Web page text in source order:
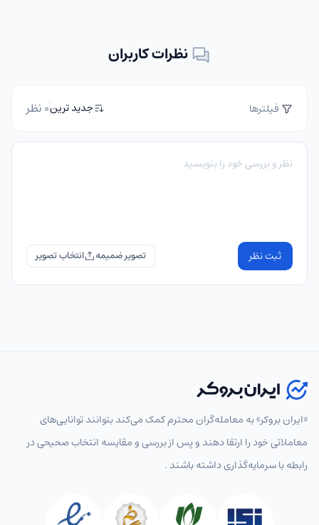
نظرات کاربران
فیلترها جدید ترین0 نظر
ثبت نظر تصویر ضمیمه
«ایران بروکر» به معامله‌گران محترم کمک می‌کند بتوانند توانایی‌های
معاملاتی خود را ارتقا دهند و پس از بررسی و مقایسه انتخاب‌ صحیحی در
رابطه با سرمایه‌گذاری داشته باشند .